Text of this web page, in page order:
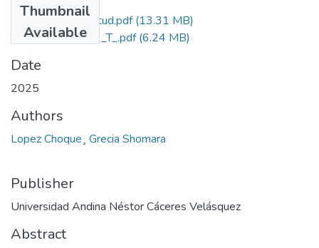
Thumbnail
Available
Grado de Similitud.pdf(13.31 MB)
T036_60758901_T_.pdf(6.24 MB)
Date
2025
Authors
Lopez Choque¸ Grecia Shomara
Publisher
Universidad Andina Néstor Cáceres Velásquez
Abstract